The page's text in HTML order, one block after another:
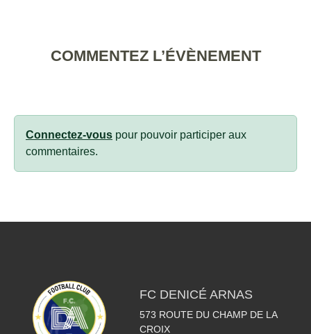
COMMENTEZ L’ÉVÈNEMENT
Connectez-vous pour pouvoir participer aux
commentaires.
FC DENICÉ ARNAS
573 ROUTE DU CHAMP DE LA
CROIX